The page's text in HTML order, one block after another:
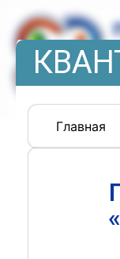
Главная